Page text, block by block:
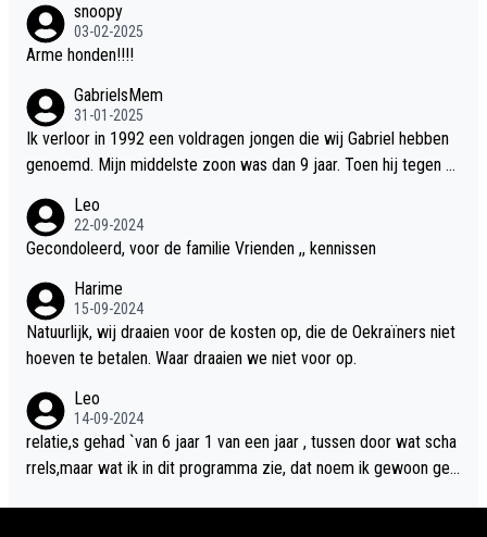
snoopy
03-02-2025
Arme honden!!!!
GabrielsMem
31-01-2025
Ik verloor in 1992 een voldragen jongen die wij Gabriel hebben
genoemd. Mijn middelste zoon was dan 9 jaar. Toen hij tegen d
verteld in Groningen. Ik gun Anouk en Douwe Bob hun rouw verd
riet en als ervaringsdeskundige heb ik zeker begrip hiervoor. Wa
delijk overeenkomend met mijn gezins verlies in 1992 een soor
t ready-made lied geschreven, geproduceerd en op de radio te
beluisteren zijn binnen 12 dagen na het verlies van Anouk en Do
uwe Bob's zoon. Wij hadden zeker geen commerciële energie g
ehad zo snel na ons verlies zoiets te ondernemen en alle ouder
s van overleden kinderen dat ik ken hadden dit ook niet kunnen
bewerkstelligen. Wij voelen nu dat ons aan DB vertelde geschie
denis door mijn autistische tiener zoon nu door hem te grabble i
s gedaan. Ik heb alle ruimte om Anouk haar verhaal te willen hor
Leo
22-09-2024
Gecondoleerd, voor de familie Vrienden ,, kennissen
Harime
15-09-2024
Natuurlijk, wij draaien voor de kosten op, die de Oekraïners niet
hoeven te betalen. Waar draaien we niet voor op.
Leo
14-09-2024
relatie,s gehad `van 6 jaar 1 van een jaar , tussen door wat scha
rrels,maar wat ik in dit programma zie, dat noem ik gewoon geil